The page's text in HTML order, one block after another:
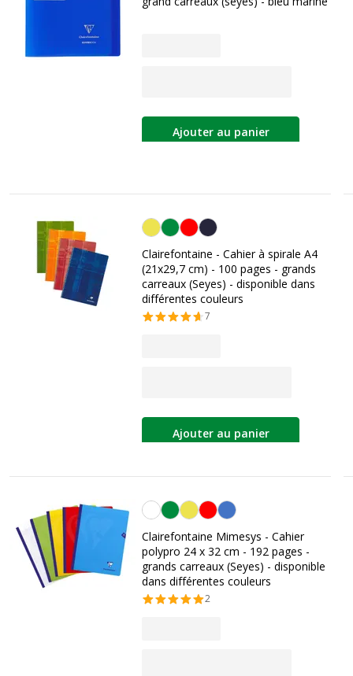
Ajouter au panier
Personnalisation de la couleur
Clairefontaine - Cahier à spirale A4
(21x29,7 cm) - 100 pages - grands
carreaux (Seyes) - disponible dans
différentes couleurs
7
Ajouter au panier
Personnalisation de la couleur
Clairefontaine Mimesys - Cahier
polypro 24 x 32 cm - 192 pages -
grands carreaux (Seyes) - disponible
dans différentes couleurs
2